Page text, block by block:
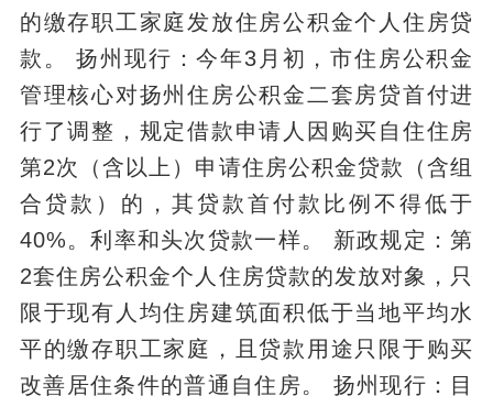
的缴存职工家庭发放住房公积金个人住房贷
款。 扬州现行：今年3月初，市住房公积金
管理核心对扬州住房公积金二套房贷首付进
行了调整，规定借款申请人因购买自住住房
第2次（含以上）申请住房公积金贷款（含组
合贷款）的，其贷款首付款比例不得低于
40%。利率和头次贷款一样。 新政规定：第
2套住房公积金个人住房贷款的发放对象，只
限于现有人均住房建筑面积低于当地平均水
平的缴存职工家庭，且贷款用途只限于购买
改善居住条件的普通自住房。 扬州现行：目